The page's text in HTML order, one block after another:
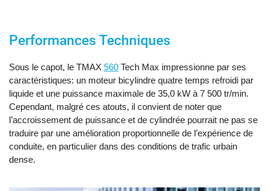
Performances Techniques
Sous le capot, le TMAX 560 Tech Max impressionne par ses
caractéristiques: un moteur bicylindre quatre temps refroidi par
liquide et une puissance maximale de 35,0 kW à 7 500 tr/min.
Cependant, malgré ces atouts, il convient de noter que
l’accroissement de puissance et de cylindrée pourrait ne pas se
traduire par une amélioration proportionnelle de l’expérience de
conduite, en particulier dans des conditions de trafic urbain
dense.